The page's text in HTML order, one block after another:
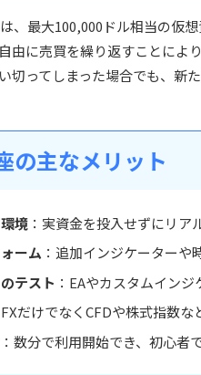
、最大100,000ドル相当の仮
由に売買を繰り返すことによ
切ってしまった場合でも、新
の主なメリット
境 ：実資金を投入せずにリア
ーム ：追加インジケーターや
テスト ：EAやカスタムイン
FXだけでなくCFDや株式指数な
：数分で利用開始でき、初心者